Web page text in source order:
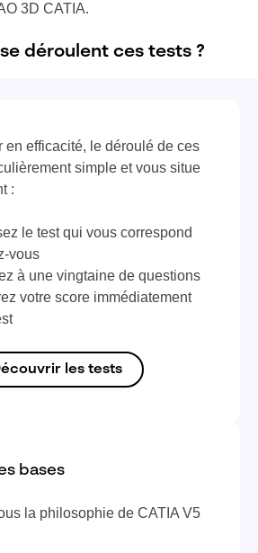
3D CATIA.
déroulent ces tests ?
en efficacité, le déroulé de ces
simple et vous situe
:
le test qui vous correspond
vous
à une vingtaine de questions
votre score immédiatement
les tests
bases
la philosophie de CATIA V5